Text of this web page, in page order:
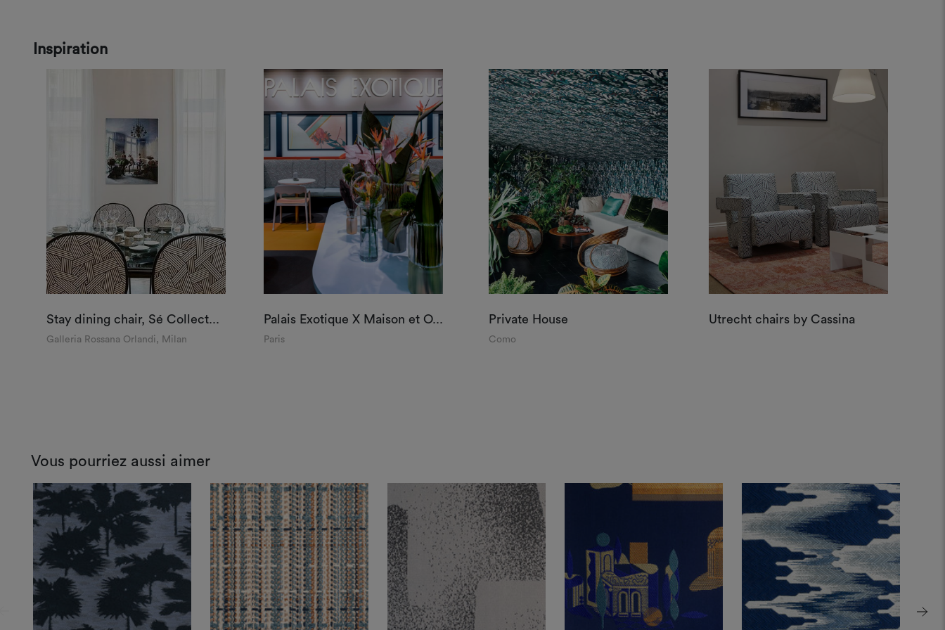
Inspiration
Stay dining chair, Sé Collect...
Galleria Rossana Orlandi, Milan
Palais Exotique X Maison et O...
Paris
Private House
Como
Utrecht chairs by Cassina
Vous pourriez aussi aimer